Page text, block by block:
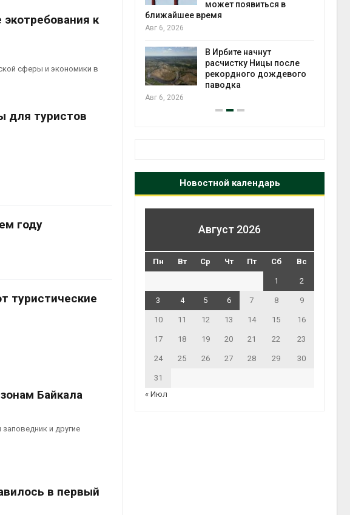
к
сферы и экономики в
для туристов
году
туристические
Байкала
и другие
в первый
вредителей и рубок
может появиться в
ближайшее время
Авг 6, 2026
В Ирбите начнут
расчистку Ницы после
рекордного дождевого
паводка
Авг 6, 2026
Новостной календарь
Август 2026
Пн Вт Ср Чт Пт Сб Вс
1 2
3 4 5 6 7 8 9
10 11 12 13 14 15 16
17 18 19 20 21 22 23
24 25 26 27 28 29 30
31
« Июл